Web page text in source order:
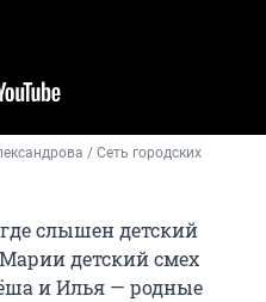
/ Сеть городских
слышен детский
детский смех
и Илья — родные